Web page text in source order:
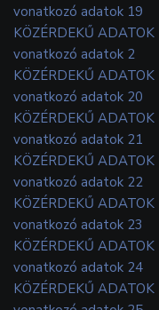
vonatkozó adatok 19
KÖZÉRDEKŰ
vonatkozó adatok 2
KÖZÉRDEKŰ
vonatkozó adatok 20
KÖZÉRDEKŰ
vonatkozó adatok 21
KÖZÉRDEKŰ
vonatkozó adatok 22
KÖZÉRDEKŰ
vonatkozó adatok 23
KÖZÉRDEKŰ
vonatkozó adatok 24
KÖZÉRDEKŰ